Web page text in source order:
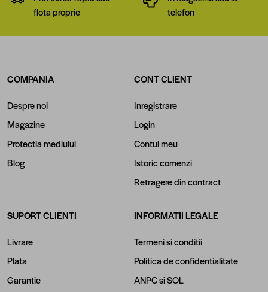
flota proprie
telefon
COMPANIA
Despre noi
Magazine
Protectia mediului
Blog
CONT CLIENT
Inregistrare
Login
Contul meu
Istoric comenzi
Retragere din contract
SUPORT CLIENTI
Livrare
Plata
Garantie
INFORMATII LEGALE
Termeni si conditii
Politica de confidentialitate
ANPCsiSOL